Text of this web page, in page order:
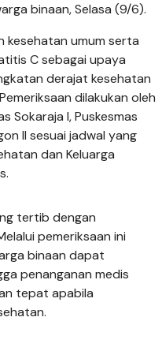
binaan, Selasa (9/6).
kesehatan umum serta
C sebagai upaya
derajat kesehatan
dilakukan oleh
Sokaraja I, Puskesmas
II sesuai jadwal yang
dan Keluarga
tertib dengan
pemeriksaan ini
binaan dapat
penanganan medis
tepat apabila